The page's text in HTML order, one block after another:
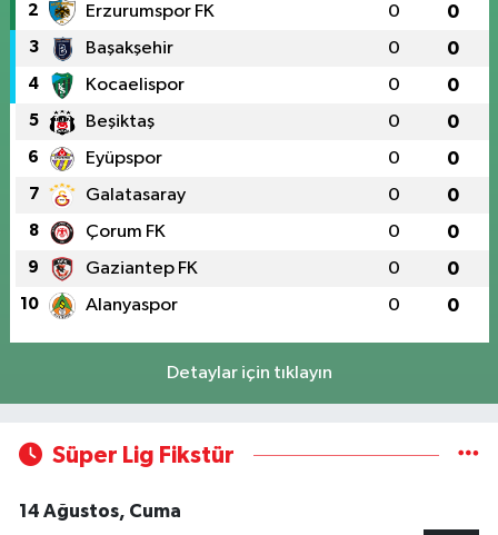
2 Erzurumspor FK 0 0
3 Başakşehir 0 0
4 Kocaelispor 0 0
5 Beşiktaş 0 0
6 Eyüpspor 0 0
7 Galatasaray 0 0
8 Çorum FK 0 0
9 Gaziantep FK 0 0
10 Alanyaspor 0 0
Detaylar için tıklayın
Süper Lig Fikstür
14 Ağustos, Cuma